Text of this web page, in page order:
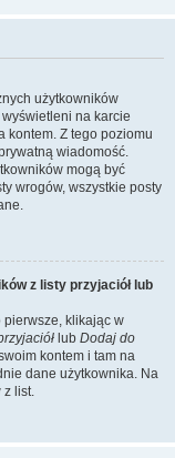
użytkowników
na karcie
kontem. Z tego poziomu
wiadomość.
mogą być
wrogów, wszystkie posty
z listy przyjaciół lub
pierwsze, klikając w
lub Dodaj do
kontem i tam na
dane użytkownika. Na
z list.